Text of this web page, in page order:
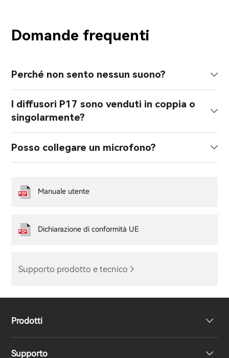
Domande frequenti
Perché non sento nessun suono?
I diffusori P17 sono venduti in coppia o
singolarmente?
Posso collegare un microfono?
Supporto prodotto e tecnico
Manuale utente
Dichiarazione di conformità UE
Prodotti
Supporto